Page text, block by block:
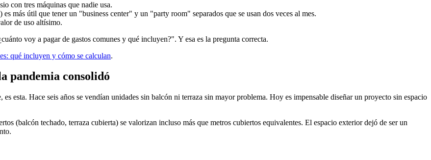
con tres máquinas que nadie usa.
más útil que tener un "business center" y un "party room" separados que se usan dos veces al mes.
de uso altísimo.
voy a pagar de gastos comunes y qué incluyen?". Y esa es la pregunta correcta.
qué incluyen y cómo se calculan.
pandemia consolidó
esta. Hace seis años se vendían unidades sin balcón ni terraza sin mayor problema. Hoy es impensable diseñar un proyecto sin espacio
(balcón techado, terraza cubierta) se valorizan incluso más que metros cubiertos equivalentes. El espacio exterior dejó de ser un